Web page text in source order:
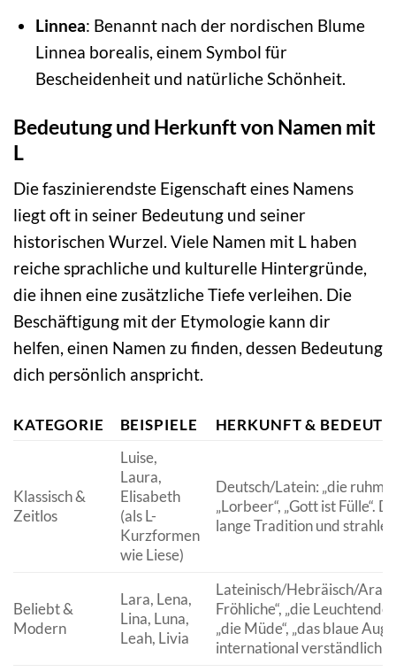
Linnea: Benannt nach der nordischen Blume
Linnea borealis, einem Symbol für
Bescheidenheit und natürliche Schönheit.
Bedeutung und Herkunft von Namen mit
L
Die faszinierendste Eigenschaft eines Namens
liegt oft in seiner Bedeutung und seiner
historischen Wurzel. Viele Namen mit L haben
reiche sprachliche und kulturelle Hintergründe,
die ihnen eine zusätzliche Tiefe verleihen. Die
Beschäftigung mit der Etymologie kann dir
helfen, einen Namen zu finden, dessen Bedeutung
dich persönlich anspricht.
KATEGORIE BEISPIELE HERKUNFT &
Klassisch &
Zeitlos
Luise,
Laura,
Elisabeth
(als L-
Kurzformen
wie Liese)
Deutsch/Latein: „die
„Lorbeer“, „Gott ist Fülle“.
lange Tradition und
Beliebt &
Modern
Lara, Lena,
Lina, Luna,
Leah, Livia
Lateinisch/Hebräisch/
Fröhliche“, „die
„die Müde“, „das blaue
international verständlich